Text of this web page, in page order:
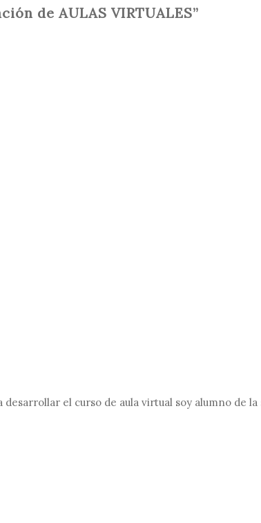
de AULAS VIRTUALES”
el curso de aula virtual soy alumno de